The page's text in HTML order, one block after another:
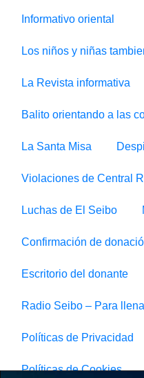
Informativo oriental
Los niños y niñas
La Revista informativa
Balito orientando a las
La Santa Misa
Violaciones de Central
Luchas de El Seibo
Confirmación de
Escritorio del donante
Radio Seibo – Para
Políticas de Privacidad
Políticas de Cookies